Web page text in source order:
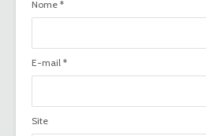
Nome *
E-mail *
Site